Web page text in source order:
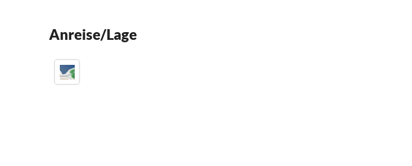
Anreise/Lage